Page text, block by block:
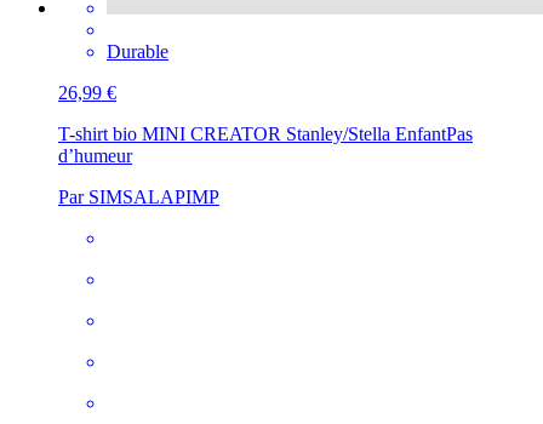
Durable
26,99 €
T-shirt bio MINI CREATOR Stanley/Stella EnfantPas
d’humeur
Par SIMSALAPIMP